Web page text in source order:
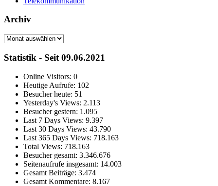
Archiv
Archiv
Statistik - Seit 09.06.2021
Online Visitors: 0
Heutige Aufrufe: 102
Besucher heute: 51
Yesterday's Views: 2.113
Besucher gestern: 1.095
Last 7 Days Views: 9.397
Last 30 Days Views: 43.790
Last 365 Days Views: 718.163
Total Views: 718.163
Besucher gesamt: 3.346.676
Seitenaufrufe insgesamt: 14.003
Gesamt Beiträge: 3.474
Gesamt Kommentare: 8.167